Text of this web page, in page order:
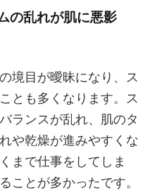
の乱れが肌に悪影
境目が曖昧になり、ス
とも多くなります。ス
ランスが乱れ、肌のタ
や乾燥が進みやすくな
まで仕事をしてしま
ことが多かったです。